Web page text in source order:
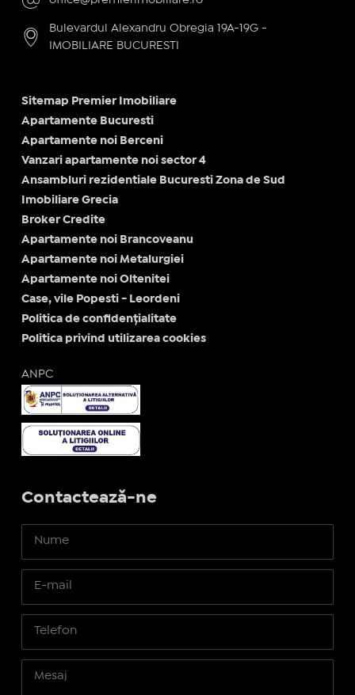
Bulevardul Alexandru Obregia 19A-19G -
IMOBILIARE BUCURESTI
Sitemap Premier Imobiliare
Apartamente Bucuresti
Apartamente noi Berceni
Vanzari apartamente noi sector 4
Ansambluri rezidentiale Bucuresti Zona de Sud
Imobiliare Grecia
Broker Credite
Apartamente noi Brancoveanu
Apartamente noi Metalurgiei
Apartamente noi Oltenitei
Case, vile Popesti - Leordeni
Politica de confidențialitate
Politica privind utilizarea cookies
ANPC
Contactează-ne